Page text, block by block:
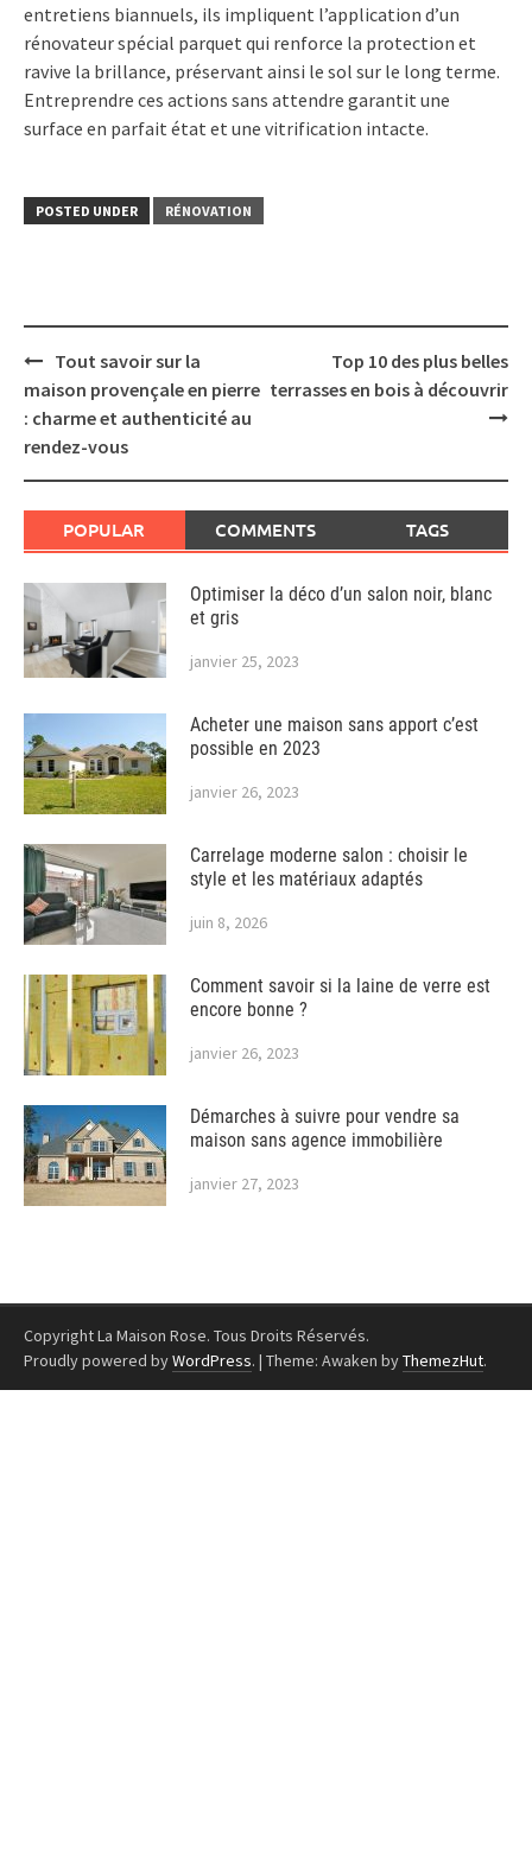
entretiens biannuels, ils impliquent l’application d’un
rénovateur spécial parquet qui renforce la protection et
ravive la brillance, préservant ainsi le sol sur le long terme.
Entreprendre ces actions sans attendre garantit une
surface en parfait état et une vitrification intacte.
POSTED UNDER RÉNOVATION
Post
navigation
Tout savoir sur la
maison provençale en pierre
: charme et authenticité au
rendez-vous
Top 10 des plus belles
terrasses en bois à découvrir
POPULAR COMMENTS TAGS
Optimiser la déco d’un salon noir, blanc
et gris
janvier 25, 2023
Acheter une maison sans apport c’est
possible en 2023
janvier 26, 2023
Carrelage moderne salon : choisir le
style et les matériaux adaptés
juin 8, 2026
Comment savoir si la laine de verre est
encore bonne ?
janvier 26, 2023
Démarches à suivre pour vendre sa
maison sans agence immobilière
janvier 27, 2023
Copyright La Maison Rose. Tous Droits Réservés.
Proudly powered byWordPress. | Theme: Awaken byThemezHut.